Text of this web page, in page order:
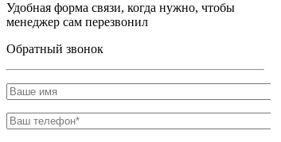
Удобная форма связи, когда нужно, чтобы
менеджер сам перезвонил
Обратный звонок